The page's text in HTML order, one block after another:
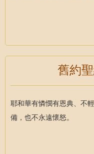
舊約
耶和華有憐憫有恩典、不
備，也不永遠懷怒。